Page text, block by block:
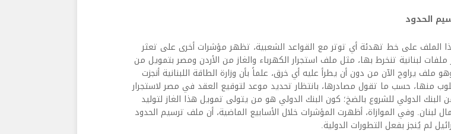
الحدود
الملف على خط تهدئة أي توتر مع القواعد الشعبية، تظهر مؤشرات أخرى على تعثر
لبنانية تنخرط بها، مثل ملف استجرار الكهرباء والغاز من الأردن ومصر بتمويل من
ملف يراوح الآن من دون أن يطرأ عليه أي خرق، علماً بأن وزارة الطاقة اللبنانية أنجزت
منها، حسب ما تقول مصادرها، بانتظار تحديد موعد لتوقيع العقد في مصر لاستجرار
البنك الدولي للشروع بالضخ؛ كون البنك الدولي هو من يتولى تمويل هذا الغاز لتوليد
لبنان. وفي الموازاة، أظهرت المؤشرات خلال الأسابيع الماضية، أن ملف ترسيم الحدود
لم يُنجز بفعل التطورات الدولية.